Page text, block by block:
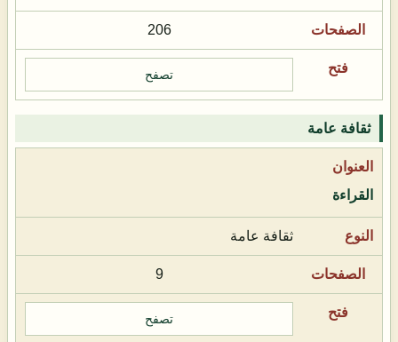
206
تصفح
ثقافة عامة
القراءة
ثقافة عامة
9
تصفح